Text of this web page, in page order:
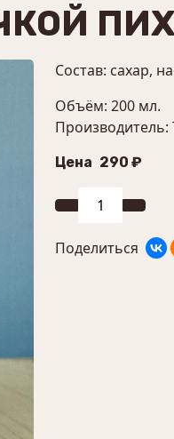
Состав: сахар,
Объём: 200 мл.
Цена 290 ₽
Поделиться